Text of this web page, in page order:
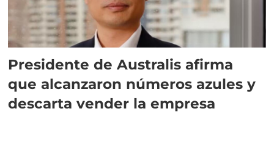
Presidente de Australis afirma
que alcanzaron números azules y
descarta vender la empresa